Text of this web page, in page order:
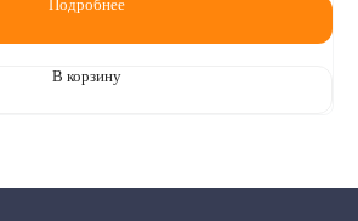
Подробнее
В корзину